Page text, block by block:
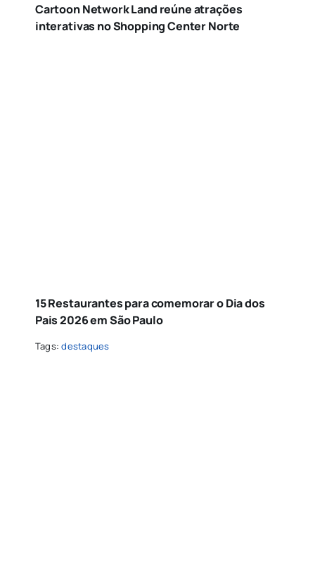
Cartoon Network Land reúne atrações
interativas no Shopping Center Norte
15 Restaurantes para comemorar o Dia dos
Pais 2026 em São Paulo
Tags:destaques